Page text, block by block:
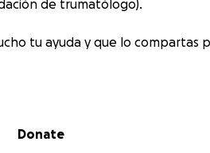
de trumatólogo).
tu ayuda y que lo compartas
Donate